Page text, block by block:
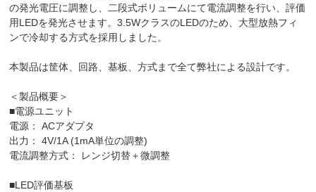
の発光電圧に調整し、二段式ボリュームにて電流調整を行い、評価
用LEDを発光させます。3.5WクラスのLEDのため、大型放熱フィ
ンで冷却する方式を採用しました。
本製品は筐体、回路、基板、方式まで全て弊社による設計です。
＜製品概要＞
■電源ユニット
電源： ACアダプタ
出力： 4V/1A (1mA単位の調整)
電流調整方式： レンジ切替＋微調整
■LED評価基板